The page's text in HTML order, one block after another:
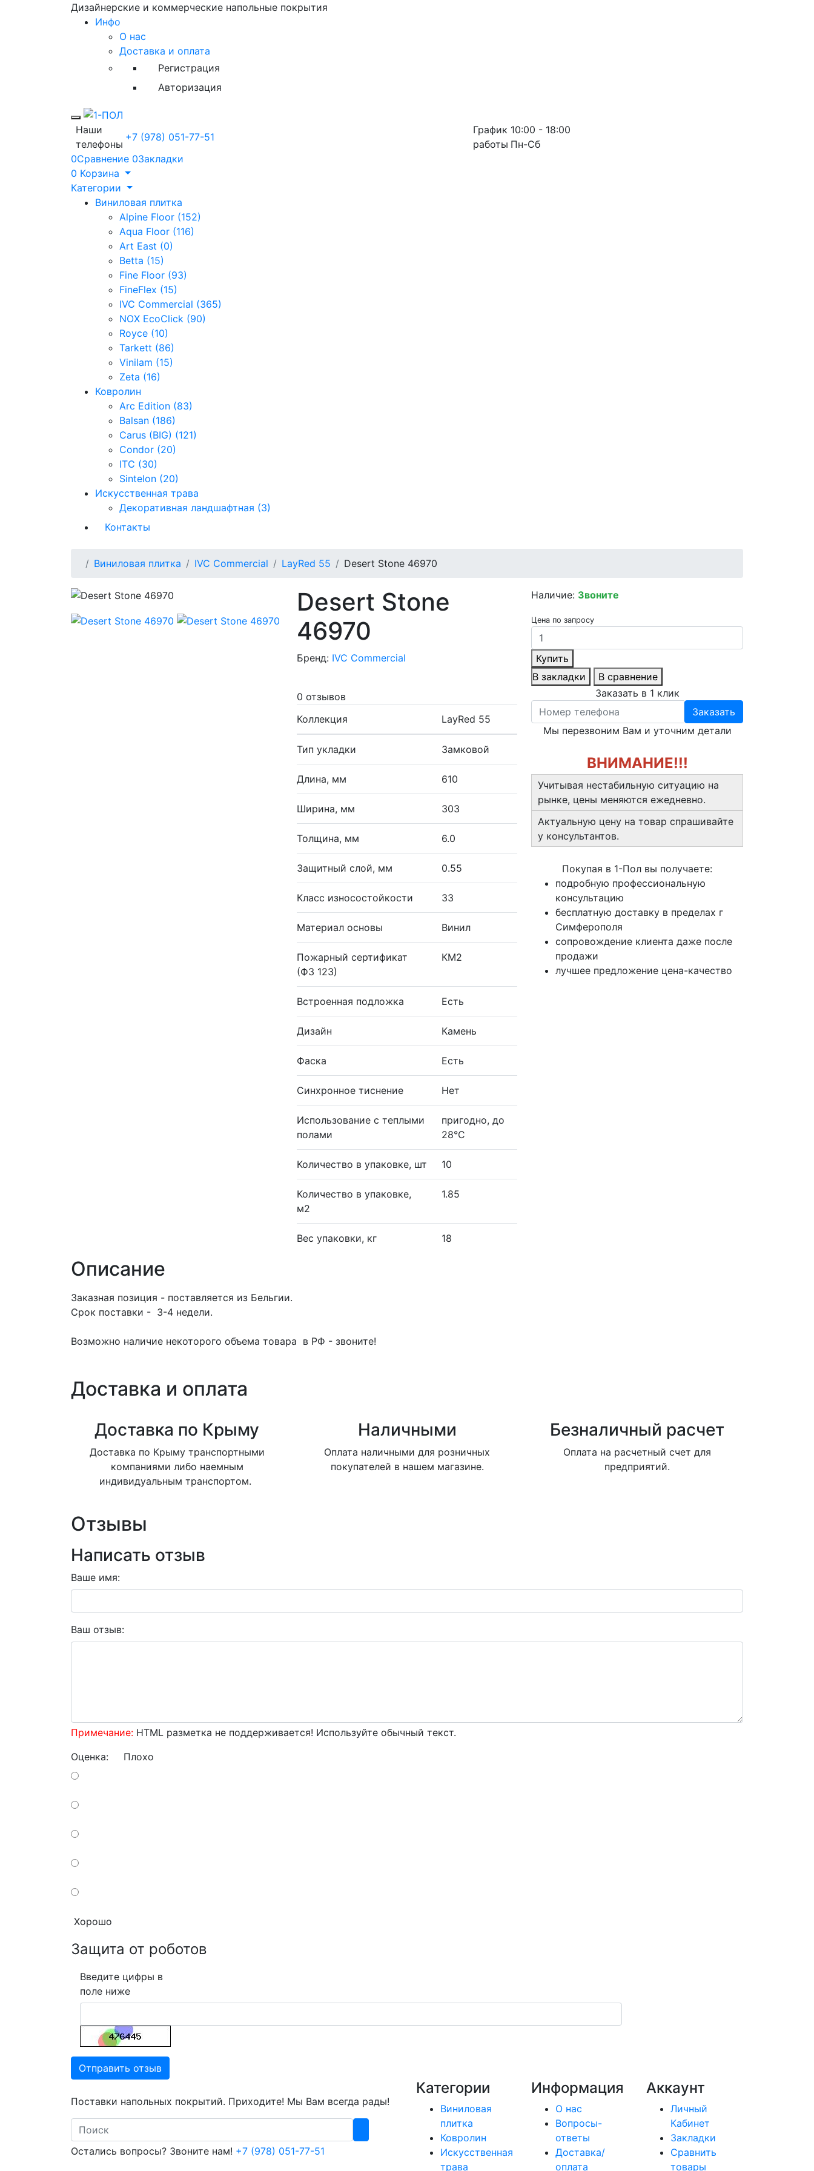
Дизайнерские и коммерческие напольные покрытия
Инфо
О нас
Доставка и оплата
Регистрация
Авторизация
Toggle mobile menu
Наши
телефоны
+7 (978) 051-77-51
График
работы
10:00 - 18:00
Пн-Сб
0Сравнение 0Закладки
0 Корзина
Категории
Виниловая плитка
Alpine Floor (152)
Aqua Floor (116)
Art East (0)
Betta (15)
Fine Floor (93)
FineFlex (15)
IVC Commercial (365)
NOX EcoClick (90)
Royce (10)
Tarkett (86)
Vinilam (15)
Zeta (16)
Ковролин
Arc Edition (83)
Balsan (186)
Carus (BIG) (121)
Condor (20)
ITC (30)
Sintelon (20)
Искусственная трава
Декоративная ландшафтная (3)
Контакты
Виниловая плитка IVC Commercial LayRed 55 Desert Stone 46970
Desert Stone
46970
Бренд: IVC Commercial
0 отзывов
Коллекция
LayRed 55
Тип укладки Замковой
Длина, мм 610
Ширина, мм 303
Толщина, мм 6.0
Защитный слой, мм 0.55
Класс износостойкости 33
Материал основы Винил
Пожарный сертификат
(ФЗ 123)
КМ2
Встроенная подложка Есть
Дизайн Камень
Фаска Есть
Синхронное тиснение Нет
Использование с теплыми
полами
пригодно, до
28°С
Количество в упаковке, шт 10
Количество в упаковке,
м2
1.85
Вес упаковки, кг 18
Наличие: Звоните
Цена по запросу
Купить
В закладки
В сравнение
Заказать в 1 клик
Заказать
Мы перезвоним Вам и уточним детали
ВНИМАНИЕ!!!
Учитывая нестабильную ситуацию на
рынке, цены меняются ежедневно.
Актуальную цену на товар спрашивайте
у консультантов.
Покупая в 1-Пол вы получаете:
подробную профессиональную
консультацию
бесплатную доставку в пределах г
Симферополя
сопровождение клиента даже после
продажи
лучшее предложение цена-качество
Описание
Заказная позиция - поставляется из Бельгии.
Срок поставки - 3-4 недели.
Возможно наличие некоторого объема товара в РФ - звоните!
Доставка и оплата
Доставка по Крыму
Доставка по Крыму транспортными
компаниями либо наемным
индивидуальным транспортом.
Наличными
Оплата наличными для розничных
покупателей в нашем магазине.
Безналичный расчет
Оплата на расчетный счет для
предприятий.
Отзывы
Написать отзыв
Ваше имя:
Ваш отзыв:
Примечание: HTML разметка не поддерживается! Используйте обычный текст.
Оценка: Плохо
Хорошо
Защита от роботов
Введите цифры в
поле ниже
Отправить отзыв
Поставки напольных покрытий. Приходите! Мы Вам всегда рады!
Search
Остались вопросы? Звоните нам! +7 (978) 051-77-51
Категории
Виниловая
плитка
Ковролин
Искусственная
трава
Информация
О нас
Вопросы-
ответы
Доставка/
оплата
Аккаунт
Личный
Кабинет
Закладки
Сравнить
товары